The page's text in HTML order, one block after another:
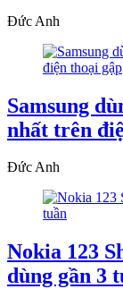
Đức Anh
Samsung
nhất trên
Đức Anh
Nokia 123
dùng gần 3